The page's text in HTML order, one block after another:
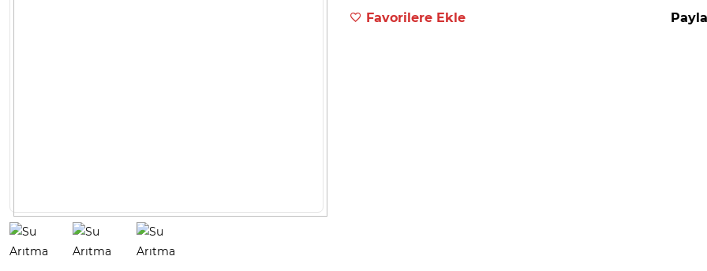
Favorilere Ekle